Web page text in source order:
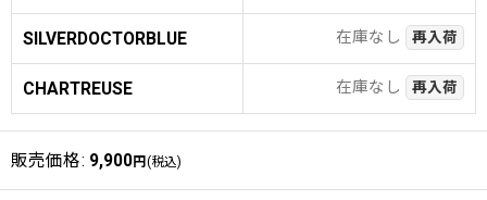
SILVERDOCTORBLUE 在庫なし 再入荷
CHARTREUSE 在庫なし 再入荷
販売価格: 9,900円 (税込)